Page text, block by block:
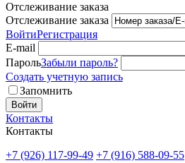
Отслеживание заказа
Отслеживание заказа
ВойтиРегистрация
E-mail
ПарольЗабыли пароль?
Создать учетную запись
Запомнить
Войти
Контакты
Контакты
+7 (926) 117-99-49 +7 (916) 588-09-55